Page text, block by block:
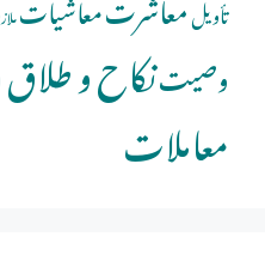
تأویل
وصیتنکاح و
معاملات